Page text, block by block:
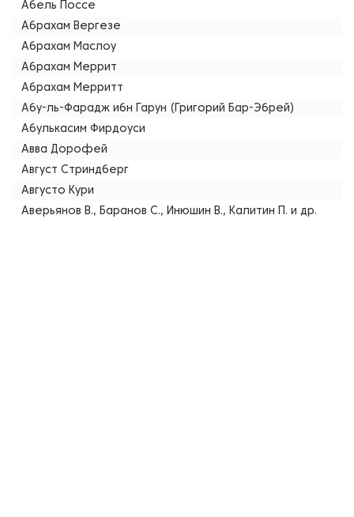
Абель Поссе
Абрахам Вергезе
Абрахам Маслоу
Абрахам Меррит
Абрахам Мерритт
Абу-ль-Фарадж ибн Гарун (Григорий Бар-Эбрей)
Абулькасим Фирдоуси
Авва Дорофей
Август Стриндберг
Августо Кури
Аверьянов В., Баранов С., Инюшин В., Калитин П. и др.